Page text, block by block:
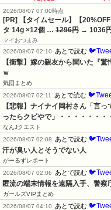
2026/08/07 07:00時点
[PR] 【タイムセール】【
タ 14g ×12個 … 1296円 → 1036
マイおつまみ
2026/08/07 02:10
あとで読む
【衝撃】嫁の親友から聞いた『
ｗ
気団まとめ
2026/08/07 02:11
あとで読む
【悲報】ナイナイ岡村さん「言
ったらクビやで」・・・・・・・
なんJクエスト
2026/08/07 02:08
あとで読む
汗が臭い人とそうでない人
がーるずレポート
2026/08/07 02:06
あとで読む
匿流の端末情報を遠隔入手、警
ガールズVIPまとめ
2026/08/07 04:10
あとで読む